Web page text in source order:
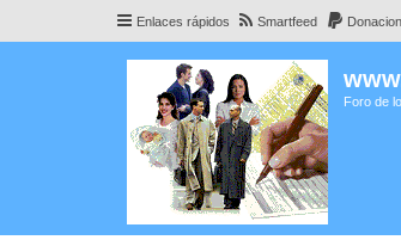
Enlaces rápidos Smartfeed
Foro de